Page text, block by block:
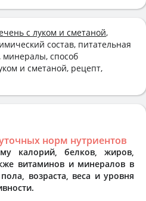
с луком и сметаной,
состав, питательная
минералы, способ
и сметаной, рецепт,
норм нутриентов
калорий, белков, жиров,
витаминов и минералов в
возраста, веса и уровня